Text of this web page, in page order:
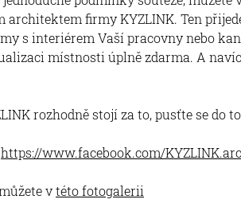
architektem firmy KYZLINK. Ten
s interiérem Vaší pracovny nebo
místnosti úplně zdarma. A navíc
rozhodně stojí za to, pusťte se do
https://www.facebook.com/
vtéto fotogalerii